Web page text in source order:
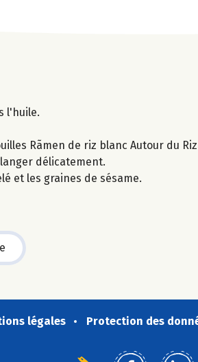
l'huile.
Rãmen de riz blanc Autour du
délicatement.
et les graines de sésame.
légales Protection des